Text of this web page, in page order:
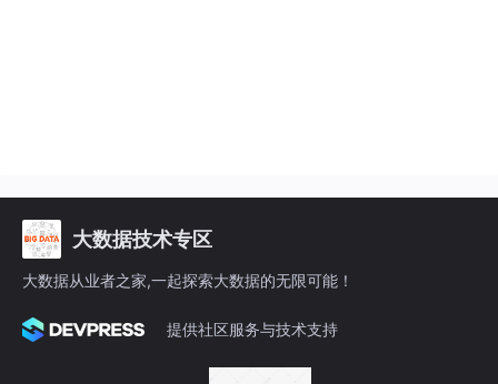
大数据技术专区
大数据从业者之家,一起探索大数据的无限可能！
提供社区服务与技术支持